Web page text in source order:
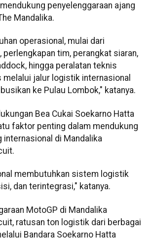
penyelenggaraan ajang
Mandalika.
operasional, mulai dari
perlengkapan tim, perangkat siaran,
hingga peralatan teknis
melalui jalur logistik internasional
ke Pulau Lombok," katanya.
Bea Cukai Soekarno Hatta
faktor penting dalam mendukung
internasional di Mandalika
membutuhkan sistem logistik
dan terintegrasi," katanya.
MotoGP di Mandalika
ratusan ton logistik dari berbagai
Bandara Soekarno Hatta